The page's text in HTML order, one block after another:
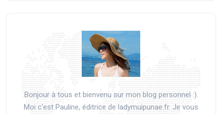
Bonjour à tous et bienvenu sur mon blog personnel :).
Moi c'est Pauline, éditrice de ladymuipunae.fr. Je vous